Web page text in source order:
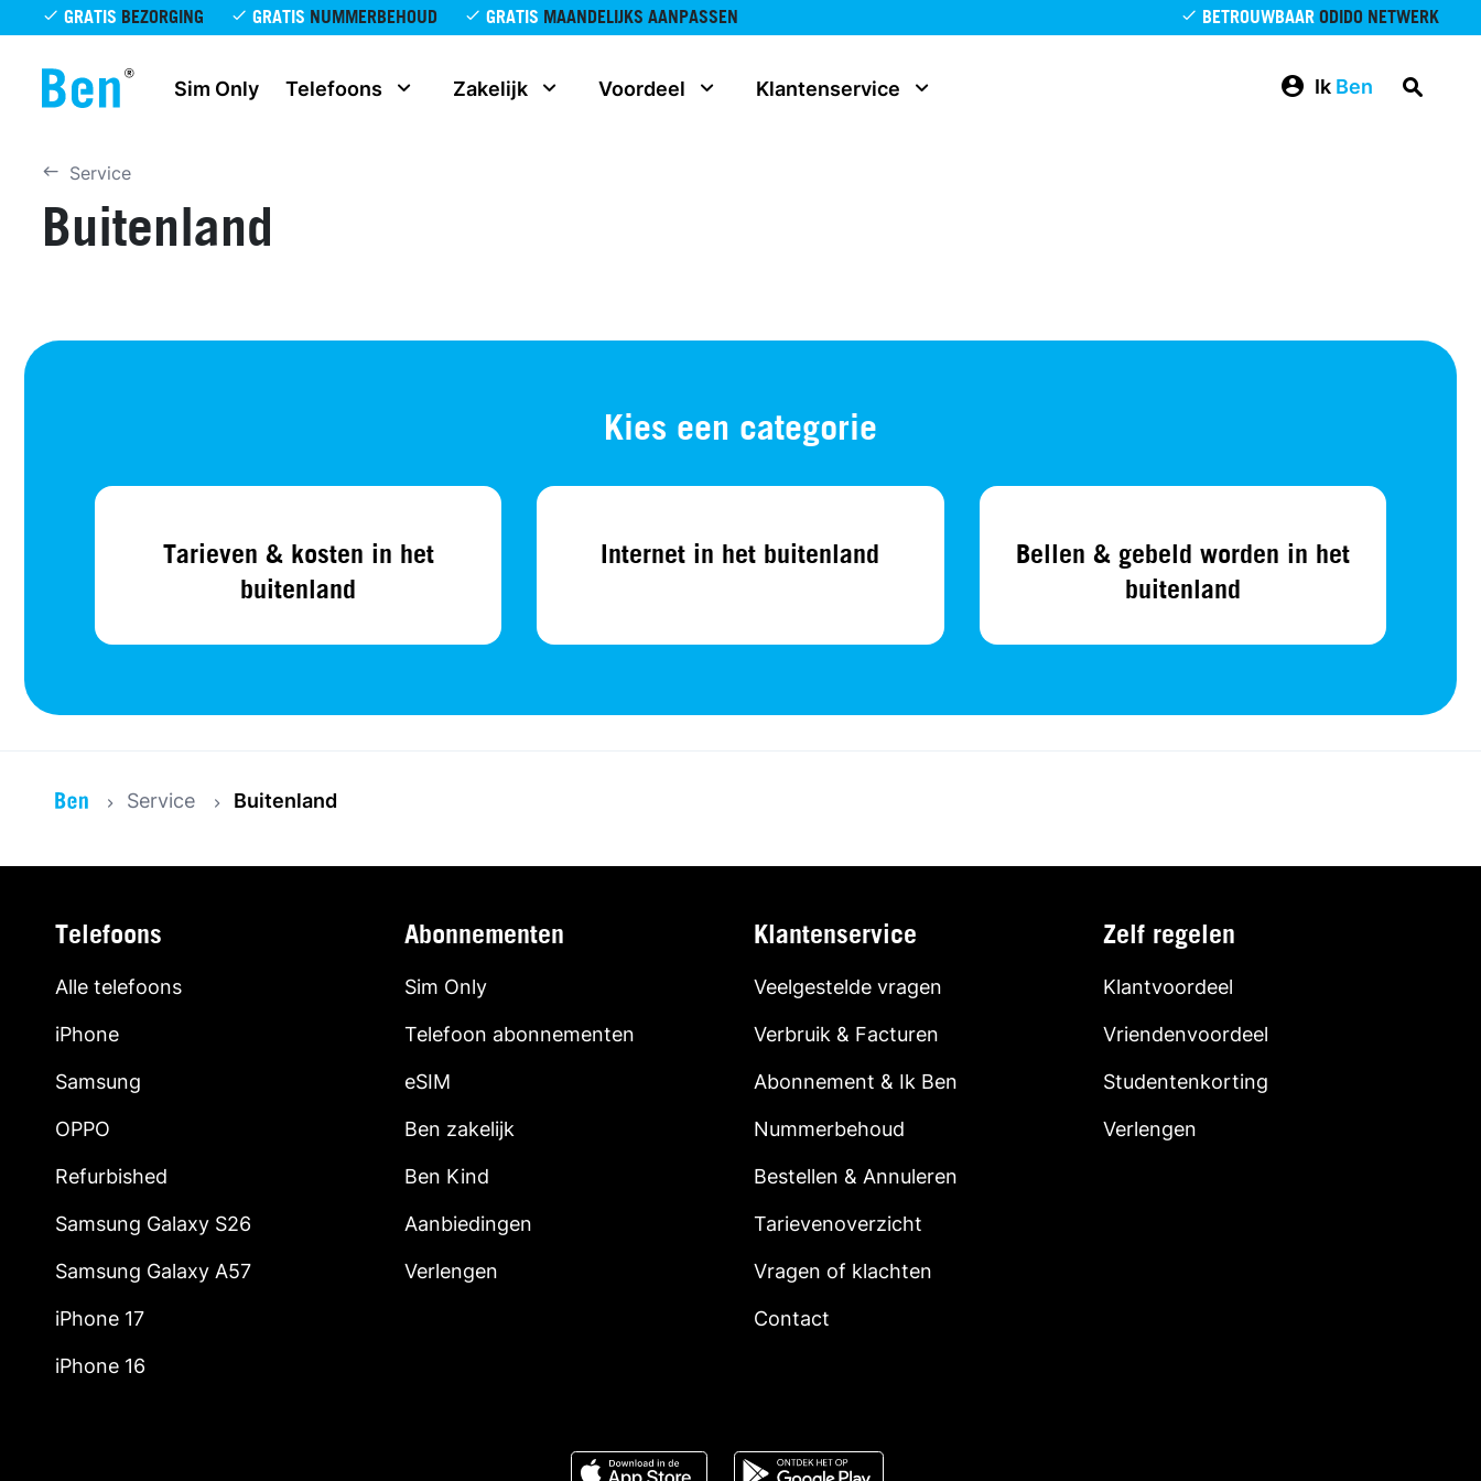
Overslaan en naar de inhoud gaan
GRATIS BEZORGING GRATIS NUMMERBEHOUD GRATIS MAANDELIJKS AANPASSEN BETROUWBAAR ODIDO NETWERK
Sim Only Telefoons Zakelijk Voordeel Klantenservice Ik Ben
Service
Buitenland
Kies een categorie
Tarieven & kosten in het
buitenland
Internet in het buitenland
Bellen & gebeld worden in het
buitenland
Service Buitenland
Telefoons
Alle telefoons
iPhone
Samsung
OPPO
Refurbished
Samsung Galaxy S26
Samsung Galaxy A57
iPhone 17
iPhone 16
Abonnementen
Sim Only
Telefoon abonnementen
eSIM
Ben zakelijk
Ben Kind
Aanbiedingen
Verlengen
Klantenservice
Veelgestelde vragen
Verbruik & Facturen
Abonnement & Ik Ben
Nummerbehoud
Bestellen & Annuleren
Tarievenoverzicht
Vragen of klachten
Contact
Zelf regelen
Klantvoordeel
Vriendenvoordeel
Studentenkorting
Verlengen